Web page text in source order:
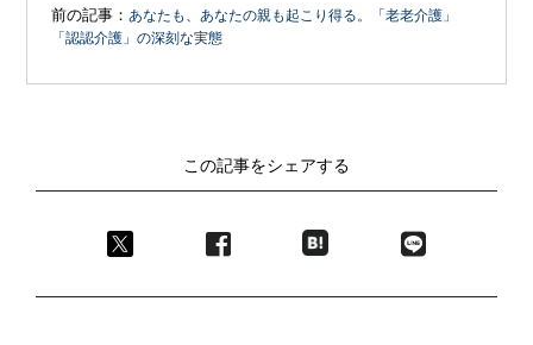
前の記事： あなたも、あなたの親も起こり得る。「老老介護」
「認認介護」の深刻な実態
この記事をシェアする